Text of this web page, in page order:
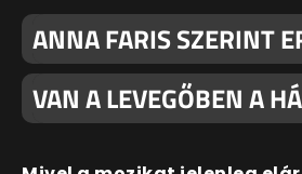
ANNA FARIS SZERINT
VAN A LEVEGŐBEN A